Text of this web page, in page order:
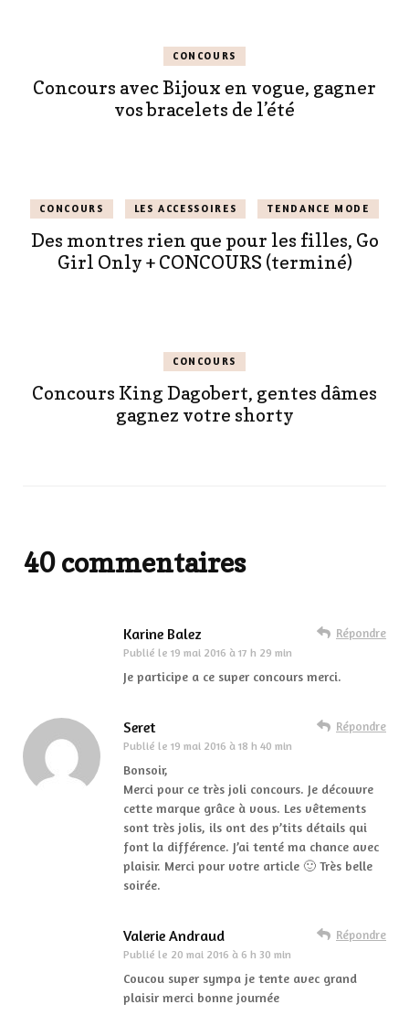
CONCOURS
Concours avec Bijoux en vogue, gagner
vos bracelets de l’été
CONCOURS LES ACCESSOIRES TENDANCE MODE
Des montres rien que pour les filles, Go
Girl Only + CONCOURS (terminé)
CONCOURS
Concours King Dagobert, gentes dâmes
gagnez votre shorty
40 commentaires
Karine Balez
Publié le 19 mai 2016 à 17 h 29 min
Répondre
Je participe a ce super concours merci.
Seret
Publié le 19 mai 2016 à 18 h 40 min
Répondre
Bonsoir,
Merci pour ce très joli concours. Je découvre
cette marque grâce à vous. Les vêtements
sont très jolis, ils ont des p’tits détails qui
font la différence. J’ai tenté ma chance avec
plaisir. Merci pour votre article 🙂 Très belle
soirée.
Valerie Andraud
Publié le 20 mai 2016 à 6 h 30 min
Répondre
Coucou super sympa je tente avec grand
plaisir merci bonne journée